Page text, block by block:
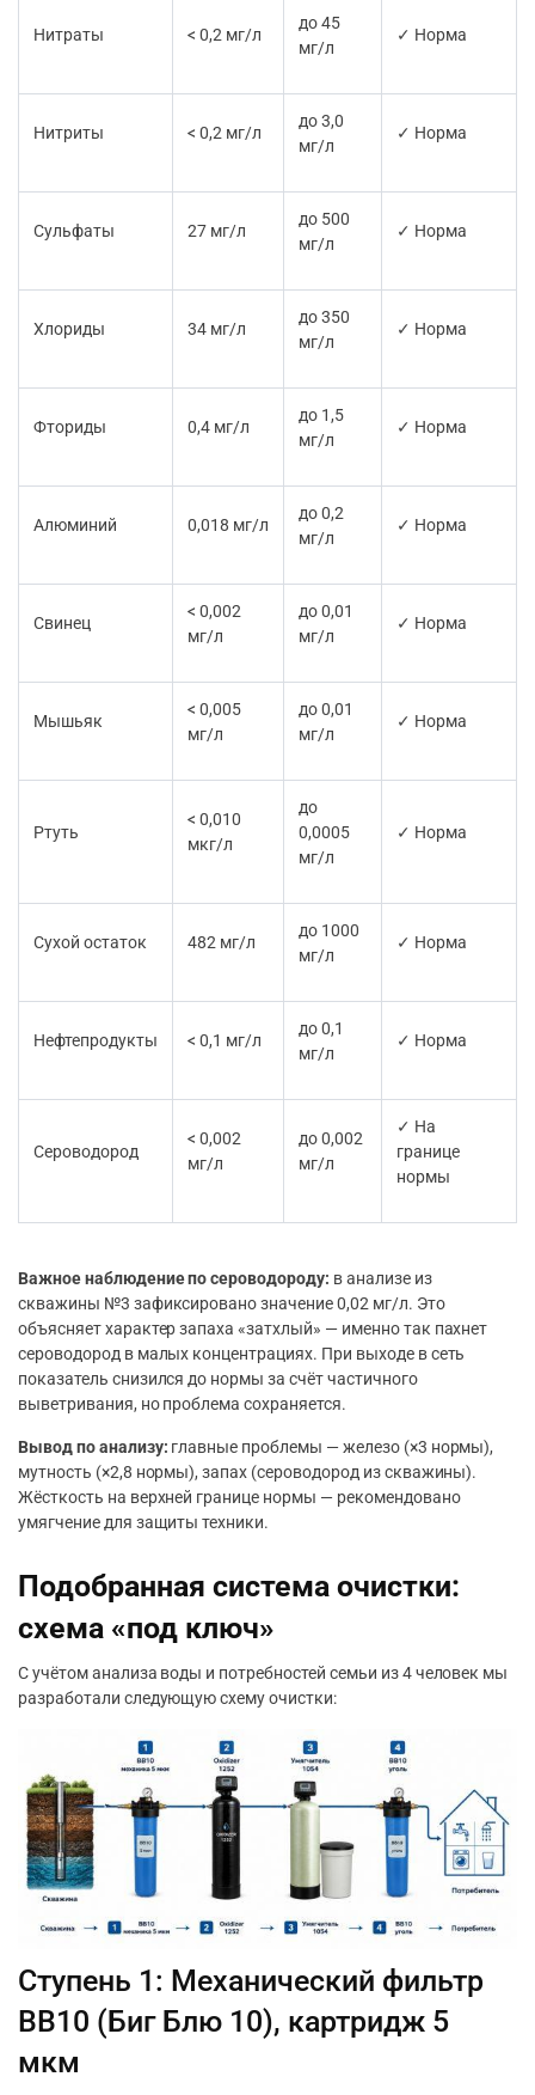
Нитраты < 0,2 мг/л
до 45
мг/л
✓ Норма
Нитриты < 0,2 мг/л
до 3,0
мг/л
✓ Норма
Сульфаты 27 мг/л
до 500
мг/л
✓ Норма
Хлориды 34 мг/л
до 350
мг/л
✓ Норма
Фториды 0,4 мг/л
до 1,5
мг/л
✓ Норма
Алюминий 0,018 мг/л
до 0,2
мг/л
✓ Норма
Свинец
< 0,002
мг/л
до 0,01
мг/л
✓ Норма
Мышьяк
< 0,005
мг/л
до 0,01
мг/л
✓ Норма
Ртуть
< 0,010
мкг/л
до
0,0005
мг/л
✓ Норма
Сухой остаток 482 мг/л
до 1000
мг/л
✓ Норма
Нефтепродукты < 0,1 мг/л
до 0,1
мг/л
✓ Норма
Сероводород
< 0,002
мг/л
до 0,002
мг/л
✓ На
границе
нормы
Важное наблюдение по сероводороду: в анализе из
скважины №3 зафиксировано значение 0,02 мг/л. Это
объясняет характер запаха «затхлый» — именно так пахнет
сероводород в малых концентрациях. При выходе в сеть
показатель снизился до нормы за счёт частичного
выветривания, но проблема сохраняется.
Вывод по анализу: главные проблемы — железо (×3 нормы),
мутность (×2,8 нормы), запах (сероводород из скважины).
Жёсткость на верхней границе нормы — рекомендовано
умягчение для защиты техники.
Подобранная система очистки:
схема «под ключ»
С учётом анализа воды и потребностей семьи из 4 человек мы
разработали следующую схему очистки:
Ступень 1: Механический фильтр
BB10 (Биг Блю 10), картридж 5
мкм